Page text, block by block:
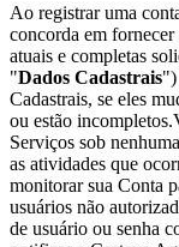
Ao registrar uma
concorda em fornecer
atuais e completas
"Dados Cadastrais")
Cadastrais, se eles
ou estão
Serviços sob
as atividades que
monitorar sua Conta
usuários não
de usuário ou senha